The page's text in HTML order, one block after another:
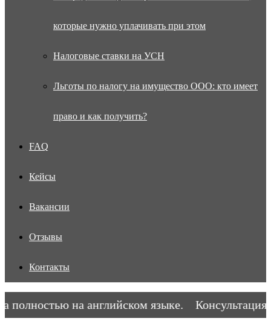
которые нужно уплачивать при этом
Налоговые ставки на УСН
Льготы по налогу на имущество ООО: кто имеет
право и как получить?
FAQ
Кейсы
Вакансии
Отзывы
Контакты
на английском языке. Консультация